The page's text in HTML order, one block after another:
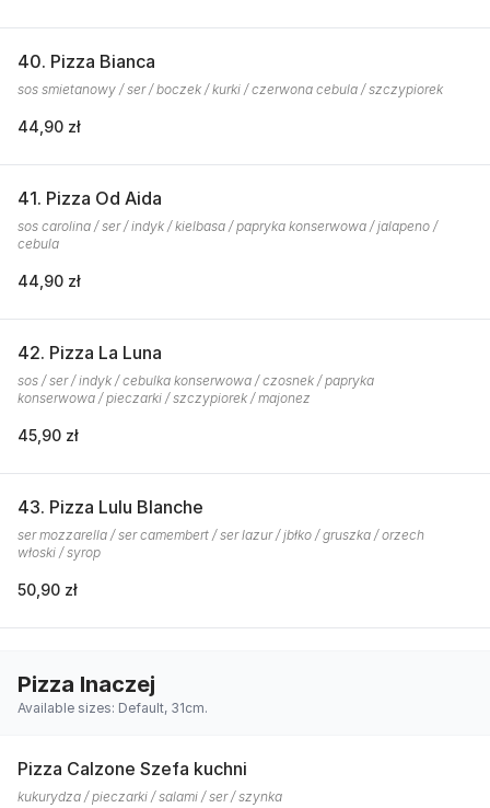
40. Pizza Bianca
sos smietanowy / ser / boczek / kurki / czerwona cebula / szczypiorek
44,90 zł
41. Pizza Od Aida
sos carolina / ser / indyk / kielbasa / papryka konserwowa / jalapeno /
cebula
44,90 zł
42. Pizza La Luna
sos / ser / indyk / cebulka konserwowa / czosnek / papryka
konserwowa / pieczarki / szczypiorek / majonez
45,90 zł
43. Pizza Lulu Blanche
ser mozzarella / ser camembert / ser lazur / jbłko / gruszka / orzech
włoski / syrop
50,90 zł
Pizza Inaczej
Available sizes: Default, 31cm.
Pizza Calzone Szefa kuchni
kukurydza / pieczarki / salami / ser / szynka